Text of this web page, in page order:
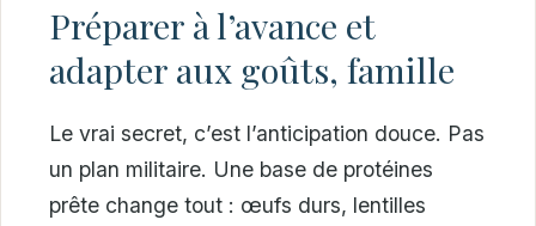
Préparer à l’avance et
adapter aux goûts, famille
Le vrai secret, c’est l’anticipation douce. Pas
un plan militaire. Une base de protéines
prête change tout : œufs durs, lentilles